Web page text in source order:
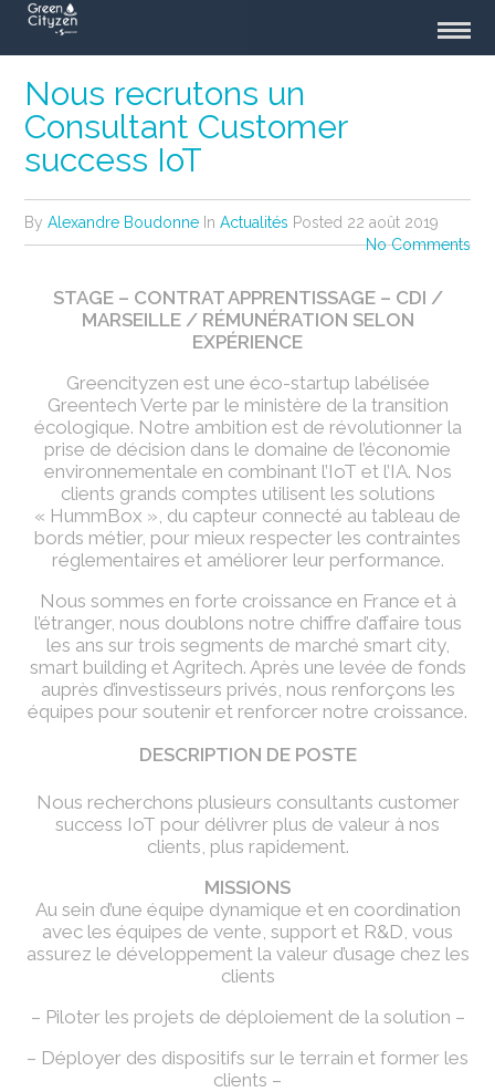
Nous recrutons un
Consultant Customer
success IoT
ByAlexandre Boudonne InActualités Posted 22 août 2019
No Comments
STAGE – CONTRAT APPRENTISSAGE – CDI /
MARSEILLE / RÉMUNÉRATION SELON
EXPÉRIENCE
Greencityzen est une éco-startup labélisée
Greentech Verte par le ministère de la transition
écologique. Notre ambition est de révolutionner la
prise de décision dans le domaine de l’économie
environnementale en combinant l’IoT et l’IA. Nos
clients grands comptes utilisent les solutions
« HummBox », du capteur connecté au tableau de
bords métier, pour mieux respecter les contraintes
réglementaires et améliorer leur performance.
Nous sommes en forte croissance en France et à
l’étranger, nous doublons notre chiffre d’affaire tous
les ans sur trois segments de marché smart city,
smart building et Agritech. Après une levée de fonds
auprès d’investisseurs privés, nous renforçons les
équipes pour soutenir et renforcer notre croissance.
DESCRIPTION DE POSTE
Nous recherchons plusieurs consultants customer
success IoT pour délivrer plus de valeur à nos
clients, plus rapidement.
MISSIONS
Au sein d’une équipe dynamique et en coordination
avec les équipes de vente, support et R&D, vous
assurez le développement la valeur d’usage chez les
clients
– Piloter les projets de déploiement de la solution –
– Déployer des dispositifs sur le terrain et former les
clients –